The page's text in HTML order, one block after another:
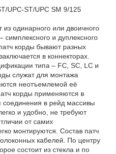
UPC-ST/UPC SM 9/125
из одинарного или двоичного
симплексного и дуплексного
корды бывают разных
в коннекторах.
типа – FC, SC, LC и
служат для монтажа
неотъемлемой её
корды применяются в
в рейд массивы
и удобно, не требуют
от самих
монтируются. Состав патч
кабелей. По центру
состоит из стекла и по